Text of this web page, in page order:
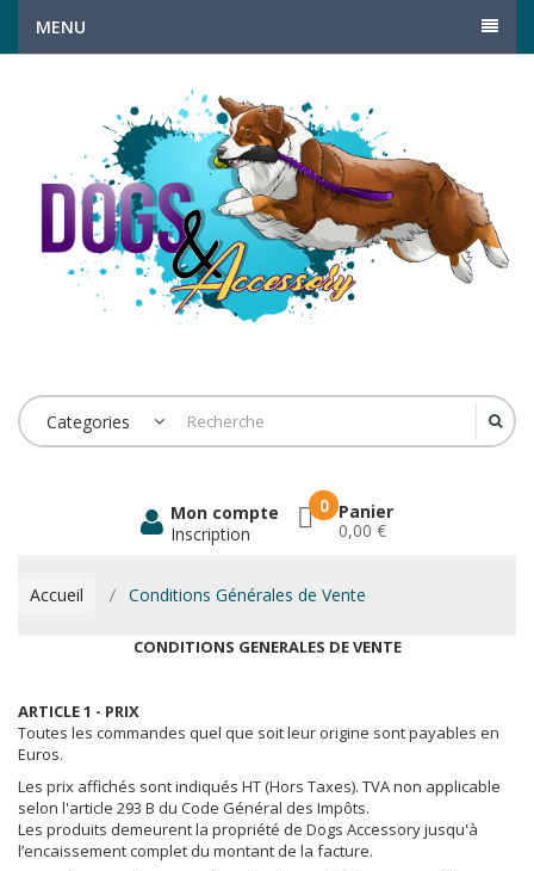
MENU
Categories
0 Panier
0,00 €
Mon compte
Inscription
Accueil Conditions Générales de Vente
CONDITIONS GENERALES DE VENTE
ARTICLE 1 - PRIX
Toutes les commandes quel que soit leur origine sont payables en
Euros.
Les prix affichés sont indiqués HT (Hors Taxes). TVA non applicable
selon l'article 293 B du Code Général des Impôts.
Les produits demeurent la propriété de Dogs Accessory jusqu'à
l’encaissement complet du montant de la facture.